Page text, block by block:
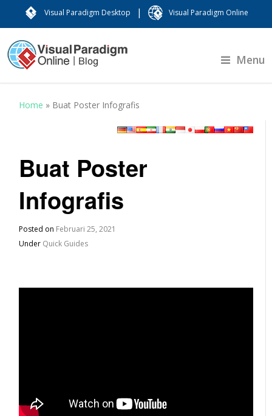
Visual Paradigm Desktop | Visual Paradigm Online
Menu
Home » Buat Poster Infografis
Buat Poster
Infografis
Posted on Februari 25, 2021
Under Quick Guides